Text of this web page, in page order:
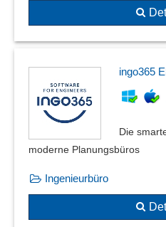
ingo365
Die
moderne Planungsbüros
Ingenieurbüro